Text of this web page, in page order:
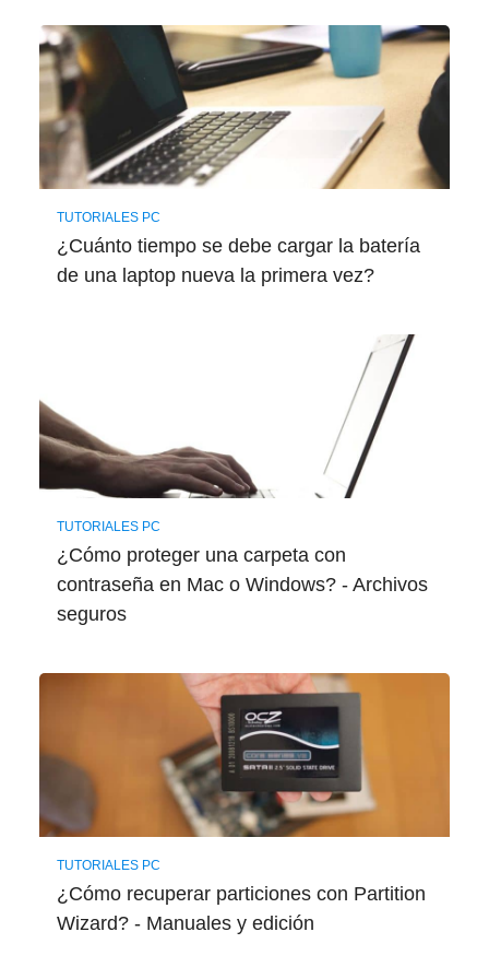
TUTORIALES PC
¿Cuánto tiempo se debe cargar la batería
de una laptop nueva la primera vez?
TUTORIALES PC
¿Cómo proteger una carpeta con
contraseña en Mac o Windows? - Archivos
seguros
TUTORIALES PC
¿Cómo recuperar particiones con Partition
Wizard? - Manuales y edición